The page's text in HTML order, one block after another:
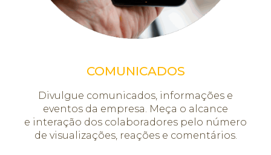
COMUNICADOS
Divulgue comunicados, informações e
eventos da empresa. Meça o alcance
e interação dos colaboradores pelo número
de visualizações, reações e comentários.